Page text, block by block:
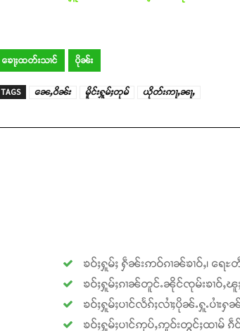
ၶေႃႈထတ်းသၢင် ပိုၼ်း
TAGS ၼေႇဝိၼ်း မိူင်းႁူမ်ႈတုမ် ယိုတ်းဢႃႇၼႃႇ
ၶဝ်ႈႁူမ်ႈ ႁဵၼ်းဢဝ်ၵၢၼ်ၶၢဝ်ႇ၊ ရေ
ၶဝ်ႈႁူမ်ႈၵၢၼ်တူင်ႉၼိုင်ၸုမ်းၶၢဝ်ႇ
ၶဝ်ႈႁူမ်ႈပၢင်လႅၵ်ႈလၢႆႈပိုၼ်ႉႁူႉပ
ၶဝ်ႈႁူမ်ႈပၢင်ဢုပ်ႇဢူဝ်းတွင်ႈထၢမ် ၵဵဝ်